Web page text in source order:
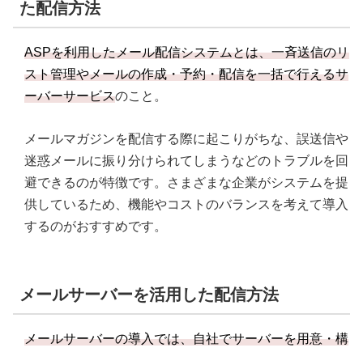
た配信方法
ASPを利用したメール配信システムとは、一斉送信のリ
スト管理やメールの作成・予約・配信を一括で行えるサ
ーバーサービスのこと。
メールマガジンを配信する際に起こりがちな、誤送信や
迷惑メールに振り分けられてしまうなどのトラブルを回
避できるのが特徴です。さまざまな企業がシステムを提
供しているため、機能やコストのバランスを考えて導入
するのがおすすめです。
メールサーバーを活用した配信方法
メールサーバーの導入では、自社でサーバーを用意・構